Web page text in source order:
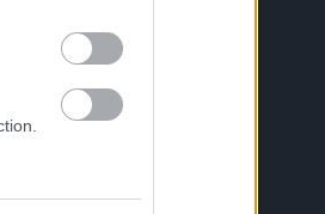
zavartalan